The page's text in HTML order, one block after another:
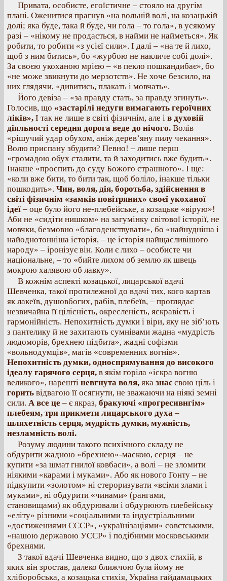
Привата, особисте, егоїстичне – стояло на другім
плані. Оженитися прагнув «на вольній волі, на козацькій
долі; яка буде, така й буде, чи гола – то гола», в усякому
разі – «нікому не продасться, в найми не найметься». Як
робити, то робити «з усієї сили». І далі – «на те й лихо,
щоб з ним битись», бо «журбою не накличе собі долі».
За своєю укоханою мрією – «в пекло пошкандибає», бо
«не може звикнути до мерзотств». Не хоче безсило, на
них глядячи, «дивитись, плакать і мовчать».
Його девіза – «за правду стать, за правду згинуть».
Голосив, що «застарілі недуги вимагають героїчних
ліків», І так не лише в світі фізичнім, але і в духовій
діяльності середня дорога веде до нічого. Волів
«рішучий удар обухом, аніж дерев’яну пилу чекання».
Волю приспану збудити? Певно! – лише перш
«громадою обух сталити, та й заходитись вже будить».
Інакше «проспить до суду Божого страшного». І ще:
«коли вже бити, то бити так, щоб боліло, інакше тільки
пошкодить». Чин, воля, дія, боротьба, здійснення в
світі фізичнім «замків повітряних» своєї укоханої
ідеї – оце було його не-плебейське, а козацьке «вірую»!
Аби не «сидіти нишком» на загумінку світової історії, не
мовчки, безмовно «благоденствувати», бо «найнудніша і
найоднотонніша історія, – це історія найщасливішого
народу» – іронізує він. Коли є лихо – особисте чи
національне, – то «бийте лихом об землю як швець
мокрою халявою об лавку».
В кожнім аспекті козацької, лицарської вдачі
Шевченка, такої протилежної до вдачі тих, кого картав
як лакеїв, душовбогих, рабів, плебеїв, – проглядає
незвичайна її цілісність, окресленість, яскравість і
гармонійність. Непохитність думки і віри, яку не зіб’ють
з пантелику й не захитають сумнівами жадна «мудрість
людоморів, брехнею підбита», жадні софізми
«вольнодумців», магів «современних вогнів».
Непохитність думки, односпрямування до високого
ідеалу гарячого серця, в якім горіла «іскра вогню
великого», нарешті невгнута воля, яка знає свою ціль і
горить відвагою її осягнути, не зважаючи на ніякі земні
сили. А все це – є якраз, бракуючі «прогресивнгім»
плебеям, три прикмети лицарського духа –
шляхетність серця, мудрість думки, мужність,
незламність волі.
Розуму людини такого психічного складу не
обдурити жадною «брехнею»-маскою, серця – не
купити «за шмат гнилої ковбаси», а волі – не зломити
ніякими «карами і муками». Або як нового Гонту – не
підкупити «золотом» ні стероризувати «всіми злами і
муками», ні обдурити «чинами» (рангами,
становищами) як обдурювали і обдурюють плебейську
«еліту» різними «соціальними та індустріальними
«достижениями СССР», «українізаціями» совєтськими,
«нашою державою УССР» і подібними московськими
брехнями.
З такої вдачі Шевченка видно, що з двох стихій, в
яких він зростав, далеко ближчою була йому не
хліборобська, а козацька стихія, Україна гайдамацьких